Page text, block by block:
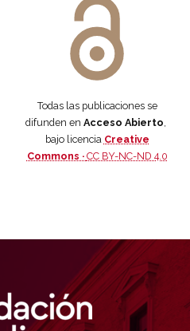
Todas las publicaciones se
difunden en Acceso Abierto,
bajo licencia Creative
Commons · CC BY-NC-ND 4.0